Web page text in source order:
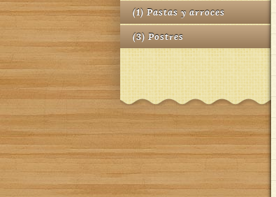
(1) Pastas y arroces
(3) Postres